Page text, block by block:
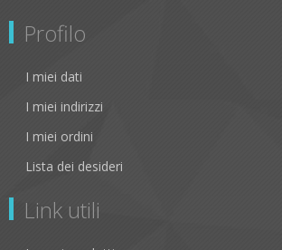
Profilo
I miei dati
I miei indirizzi
I miei ordini
Lista dei desideri
Link utili